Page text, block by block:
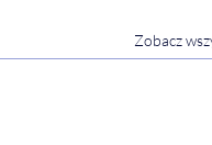
Zobacz